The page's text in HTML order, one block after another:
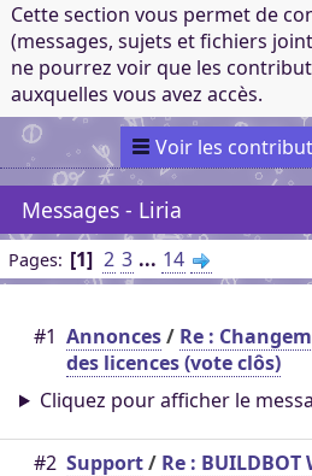
Cette section vous permet de
(messages, sujets et fichiers
ne pourrez voir que les
auxquelles vous avez accès.
Voir les
Messages - Liria
Pages 1 2 3 ... 14
#1 Annonces/ Re :
des licences (vote clôs)
Cliquez pour afficher le
#2 Support/ Re : BUILDBOT